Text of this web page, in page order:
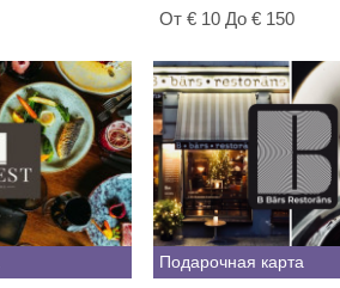
От € 10 До € 150
Подарочная карта